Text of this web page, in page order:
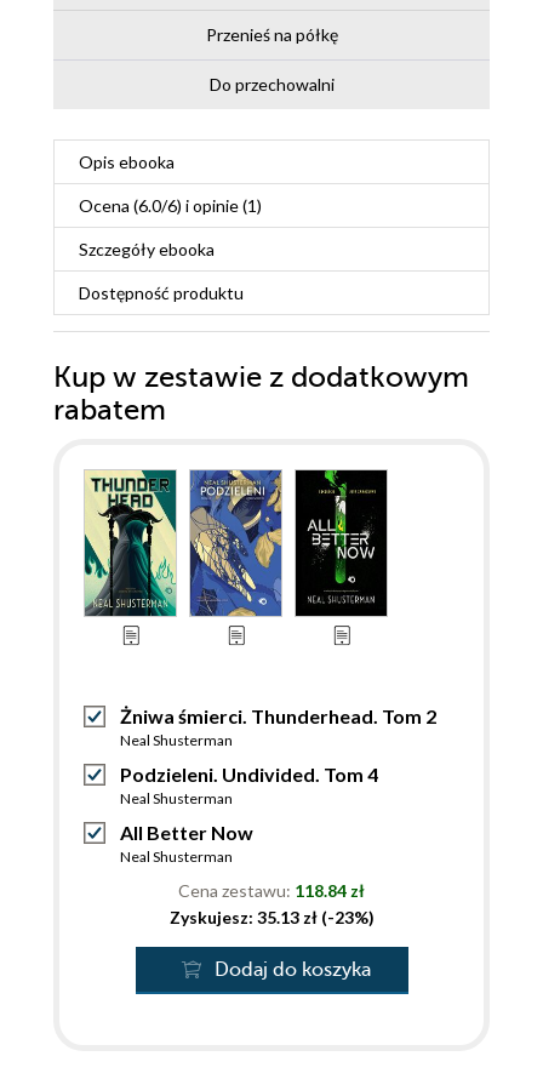
Przenieś na półkę
Do przechowalni
Opis ebooka
Ocena (6.0/6) i opinie (1)
Szczegółyebooka
Dostępność produktu
Kup w zestawie z dodatkowym
rabatem
Żniwa śmierci. Thunderhead. Tom 2
Neal Shusterman
Podzieleni. Undivided. Tom 4
Neal Shusterman
All Better Now
Neal Shusterman
Cena zestawu: 118.84 zł
Zyskujesz: 35.13 zł (-23%)
Dodaj do koszyka